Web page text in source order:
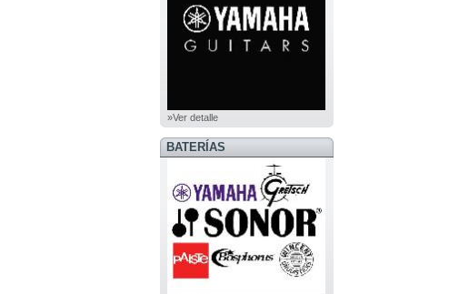
»Ver detalle
BATERÍAS